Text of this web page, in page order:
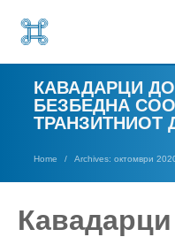
КАВАДАРЦИ
БЕЗБЕДНА
ТРАНЗИТНИОТ
Home Archives: октомври